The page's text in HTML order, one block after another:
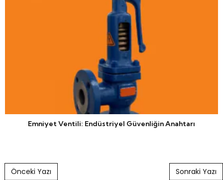
Emniyet Ventili: Endüstriyel Güvenliğin Anahtarı
Post navigation
Önceki Yazı Sonraki Yazı